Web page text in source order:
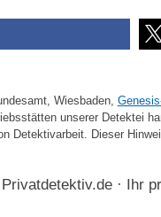
Wiesbaden,
unserer Detektei
Detektivarbeit. Dieser
· Ihr